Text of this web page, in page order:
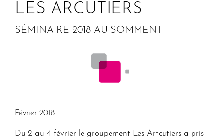
LES ARCUTIERS
SÉMINAIRE 2018 AU SOMMENT
Février 2018
Du 2 au 4 février le groupement Les Artcutiers a pris